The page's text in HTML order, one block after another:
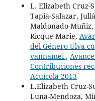
L. Elizabeth Cruz-
Tapia-Salazar,
Maldonado-
Ricque-Marie,
del Género Ulva
vannamei ,
Contribuciones
Acuícola 2013
L.Elizabeth Cruz-
Luna-Mendoza,